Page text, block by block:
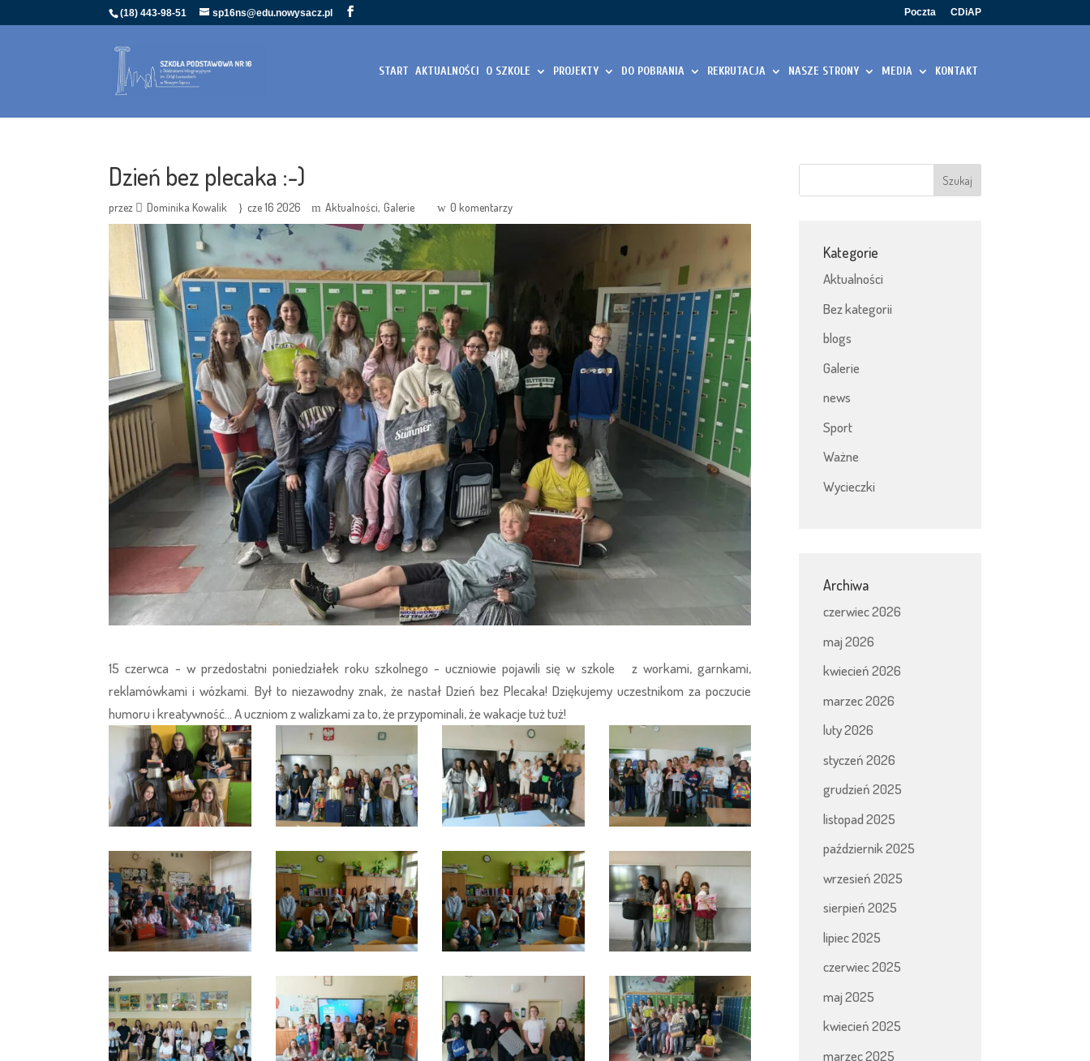
(18) 443-98-51 sp16ns@edu.nowysacz.pl Poczta CDiAP
START AKTUALNOŚCI O SZKOLE PROJEKTY DO POBRANIA REKRUTACJA NASZE STRONY MEDIA KONTAKT
Dzień bez plecaka :-)
przez Dominika Kowalik cze 16 2026 Aktualności Galerie 0 komentarzy
15 czerwca - w przedostatni poniedziałek roku szkolnego - uczniowie pojawili się w szkole z workami, garnkami,
reklamówkami i wózkami. Był to niezawodny znak, że nastał Dzień bez Plecaka! Dziękujemy uczestnikom za poczucie
humoru i kreatywność... A uczniom z walizkami za to, że przypominali, że wakacje tuż tuż!
Kategorie
Aktualności
Bez kategorii
blogs
Galerie
news
Sport
Ważne
Wycieczki
Archiwa
czerwiec 2026
maj 2026
kwiecień 2026
marzec 2026
luty 2026
styczeń 2026
grudzień 2025
listopad 2025
październik 2025
wrzesień 2025
sierpień 2025
lipiec 2025
czerwiec 2025
maj 2025
kwiecień 2025
marzec 2025